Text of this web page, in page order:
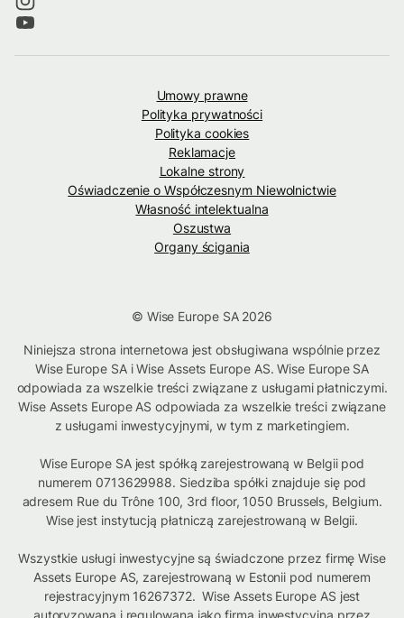
Umowy prawne
Polityka prywatności
Polityka cookies
Reklamacje
Lokalne strony
Oświadczenie o Współczesnym Niewolnictwie
Własność intelektualna
Oszustwa
Organy ścigania
© Wise Europe SA 2026
Niniejsza strona internetowa jest obsługiwana wspólnie przez
Wise Europe SA i Wise Assets Europe AS. Wise Europe SA
odpowiada za wszelkie treści związane z usługami płatniczymi.
Wise Assets Europe AS odpowiada za wszelkie treści związane
z usługami inwestycyjnymi, w tym z marketingiem.
Wise Europe SA jest spółką zarejestrowaną w Belgii pod
numerem 0713629988. Siedziba spółki znajduje się pod
adresem Rue du Trône 100, 3rd floor, 1050 Brussels, Belgium.
Wise jest instytucją płatniczą zarejestrowaną w Belgii.
Wszystkie usługi inwestycyjne są świadczone przez firmę Wise
Assets Europe AS, zarejestrowaną w Estonii pod numerem
rejestracyjnym 16267372. Wise Assets Europe AS jest
autoryzowana i regulowana jako firma inwestycyjna przez